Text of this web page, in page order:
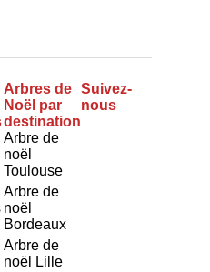
Arbres de
Noël par
destination
Arbre de
noël
Toulouse
Arbre de
noël
Bordeaux
Arbre de
noël Lille
Suivez-
nous